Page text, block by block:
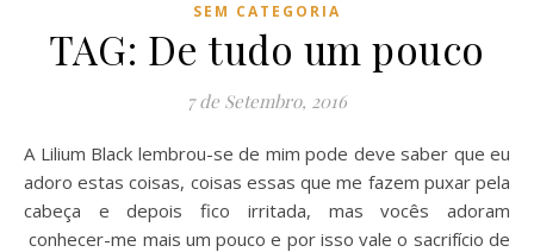
SEM CATEGORIA
TAG: De tudo um pouco
7 de Setembro, 2016
A Lilium Black lembrou-se de mim pode deve saber que eu
adoro estas coisas, coisas essas que me fazem puxar pela
cabeça e depois fico irritada, mas vocês adoram
conhecer-me mais um pouco e por isso vale o sacrifício de